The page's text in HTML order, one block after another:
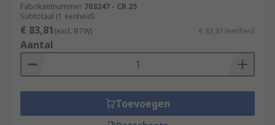
Fabrikantnummer 703247 - CR 25
Subtotaal (1 eenheid)
€ 83,81(excl. BTW) € 83,81/eenheid
Aantal
Toevoegen